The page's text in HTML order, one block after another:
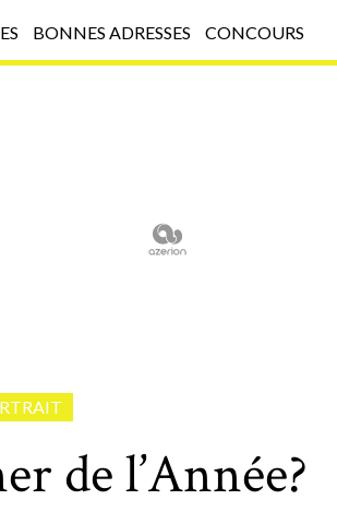
BONNES ADRESSES CONCOURS
de l’Année?